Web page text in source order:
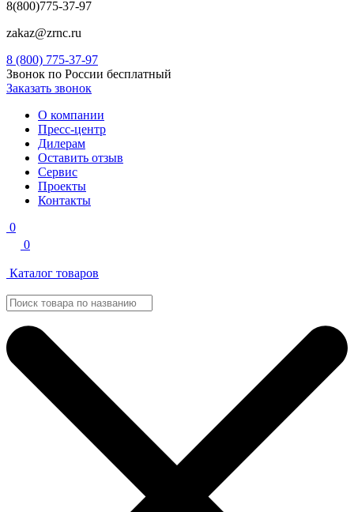
8(800)775-37-97
zakaz@zrnc.ru
8 (800) 775-37-97
Звонок по России бесплатный
Заказать звонок
О компании
Пресс-центр
Дилерам
Оставить отзыв
Сервис
Проекты
Контакты
0
0
Каталог товаров